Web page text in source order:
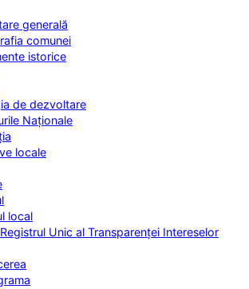
generală
comunei
istorice
de dezvoltare
Naționale
locale
local
Unic al Transparenței Intereselor